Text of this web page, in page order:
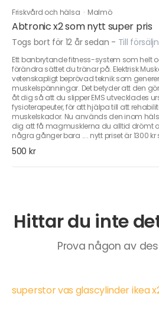
Friskvård och hälsa · Malmö
Abtronic x2 som nytt super pris
Togs bort för 12 år sedan - Till
Ett banbrytande fitness-system som helt
förändra sättet du tränar på. Elektrisk
vetenskapligt beprövad teknik som
muskelspänningar. Det betyder att den
åt dig så att du slipper EMS utvecklades
fysioterapeuter, för att hjälpa till att
muskelskador. Nu används den inom
dig att få magmusklerna du alltid drömt
några gånger bara .... nytt priset är 1300
500 kr
Hittar du inte
Prova någon av
superstor vas glascylinder ikea